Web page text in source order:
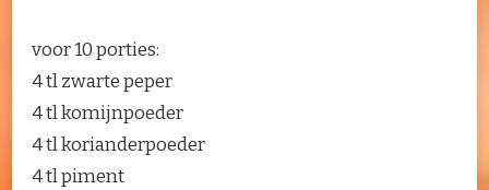
voor 10 porties:
4 tl zwarte peper
4 tl komijnpoeder
4 tl korianderpoeder
4 tl piment